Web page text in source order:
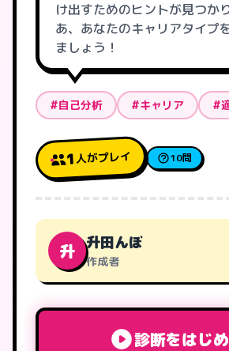
け出すためのヒントが見つか
あ、あなたのキャリアタイプ
ましょう！
#自己分析 #キャリア #
1人がプレイ 10問
升 升田んぼ
作成者
診断をはじ